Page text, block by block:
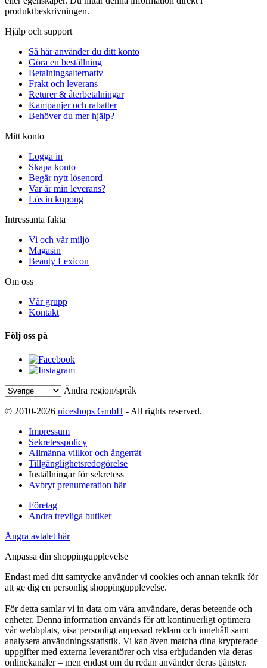
produktbeskrivningen.
Hjälp och support
Så här använder du ditt konto
Göra en beställning
Betalningsalternativ
Frakt och leverans
Returer & återbetalningar
Kampanjer och rabatter
Behöver du mer hjälp?
Mitt konto
Logga in
Skapa konto
Begär nytt lösenord
Var är min leverans?
Lös in kupong
Intressanta fakta
Vi och vår miljö
Magasin
Beauty Lexicon
Om oss
Vår grupp
Kontakt
Följ oss på
Ändra region/språk
© 2010-2026 niceshops GmbH - All rights reserved.
Impressum
Sekretesspolicy
Allmänna villkor och ångerrät
Tillgänglighetsredogörelse
Inställningar för sekretess
Avbryt prenumeration här
Företag
Andra trevliga butiker
Ångra avtalet här
Anpassa din shoppingupplevelse
Endast med ditt samtycke använder vi cookies och annan teknik för
att ge dig en personlig shoppingupplevelse.
För detta samlar vi in data om våra användare, deras beteende och
enheter. Denna information används för att kontinuerligt optimera
vår webbplats, visa personligt anpassad reklam och innehåll samt
analysera användningsstatistik. Vi kan även matcha dina krypterade
uppgifter med externa leverantörer och visa erbjudanden via deras
onlinekanaler – men endast om du redan använder deras tjänster.